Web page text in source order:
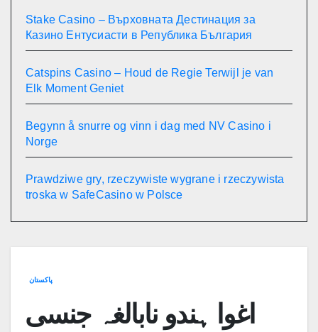
Stake Casino – Върховната Дестинация за
Казино Ентусиасти в Република България
Catspins Casino – Houd de Regie Terwijl je van
Elk Moment Geniet
Begynn å snurre og vinn i dag med NV Casino i
Norge
Prawdziwe gry, rzeczywiste wygrane i rzeczywista
troska w SafeCasino w Polsce
پاکستان
اغوا ہندو نابالغہ جنسی